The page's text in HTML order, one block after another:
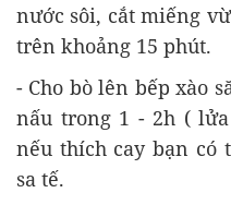
nước sôi, cắt miếng
trên khoảng 15 phút.
- Cho bò lên bếp xào
nấu trong 1 - 2h (
nếu thích cay bạn có
sa tế.